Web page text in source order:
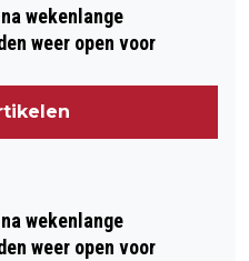
wekenlange
weer open voor
wekenlange
weer open voor